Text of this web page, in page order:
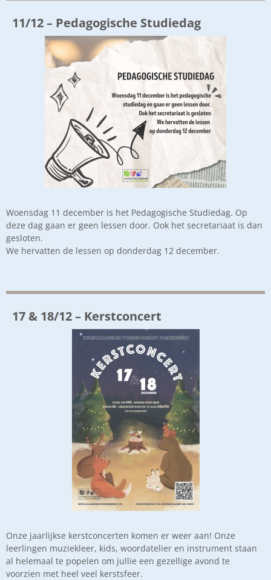
11/12 – Pedagogische Studiedag
Woensdag 11 december is het Pedagogische Studiedag. Op
deze dag gaan er geen lessen door. Ook het secretariaat is dan
gesloten.
We hervatten de lessen op donderdag 12 december.
17 & 18/12 – Kerstconcert
Onze jaarlijkse kerstconcerten komen er weer aan! Onze
leerlingen muziekleer, kids, woordatelier en instrument staan
al helemaal te popelen om jullie een gezellige avond te
voorzien met heel veel kerstsfeer.